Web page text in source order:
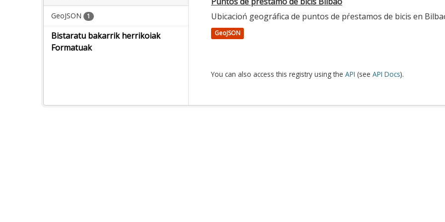
GeoJSON 1
Bistaratu bakarrik herrikoiak
Formatuak
Ubicacioń geográfica de puntos de pŕestamos de bicis en
GeoJSON
You can also access this registry using the API (see API Docs).